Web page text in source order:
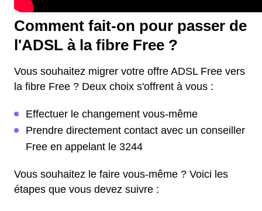
Comment fait-on pour passer de
l'ADSL à la fibre Free ?
Vous souhaitez migrer votre offre ADSL Free vers
la fibre Free ? Deux choix s'offrent à vous :
Effectuer le changement vous-même
Prendre directement contact avec un conseiller
Free en appelant le 3244
Vous souhaitez le faire vous-même ? Voici les
étapes que vous devez suivre :